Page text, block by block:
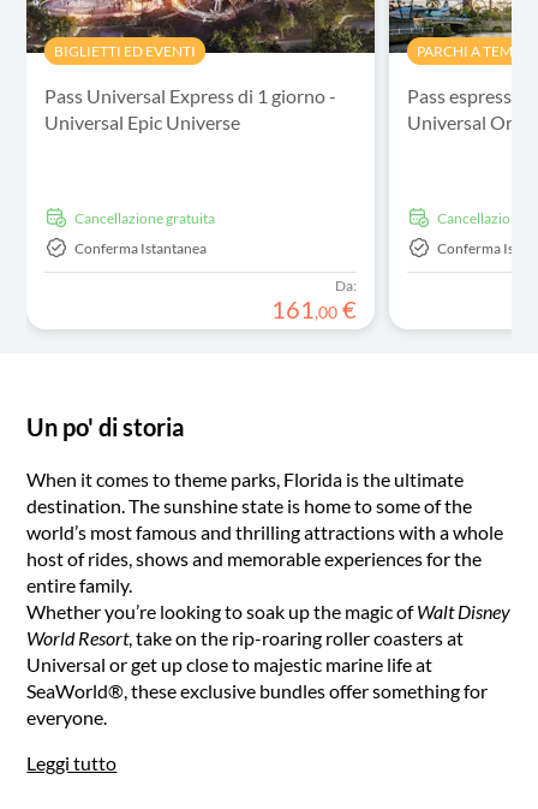
BIGLIETTI ED EVENTI
Pass Universal Express di 1 giorno -
Universal Epic Universe
Cancellazione gratuita
Conferma Istantanea
Da:
161,00 €
PARCHI A TEMA
Pass espresso
Universal
Cancellazione
Conferma
Un po' di storia
When it comes to theme parks, Florida is the ultimate
destination. The sunshine state is home to some of the
world’s most famous and thrilling attractions with a whole
host of rides, shows and memorable experiences for the
entire family.
Whether you’re looking to soak up the magic ofWalt Disney
World Resort, take on the rip-roaring roller coasters at
Universal or get up close to majestic marine life at
SeaWorld®, these exclusive bundles offer something for
everyone.
Leggi tutto